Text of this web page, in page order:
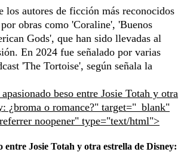
los autores de ficción más reconocidos
obras como 'Coraline', 'Buenos
Gods', que han sido llevadas al
En 2024 fue señalado por varias
'The Tortoise', según señala la
beso entre Josie Totah y otra
¿broma o romance?" target="_blank"
noopener" type="text/html">
entre Josie Totah y otra estrella de Disney: